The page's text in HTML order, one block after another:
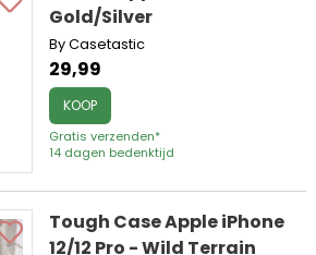
Gold/Silver
By Casetastic
29,99
KOOP
Gratis verzenden*
14 dagen bedenktijd
Tough Case Apple iPhone
12/12 Pro - Wild Terrain